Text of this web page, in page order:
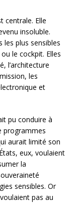
centrale. Elle
insoluble.
les plus sensibles
le cockpit. Elles
l’architecture
les
et
pu conduire à
programmes
aurait limité son
eux, voulaient
la
sensibles. Or
pas au